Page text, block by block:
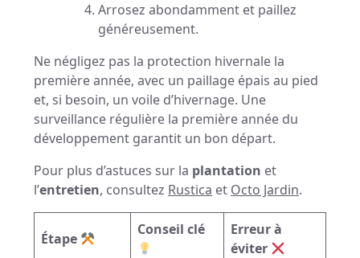
Arrosez abondamment et paillez
généreusement.
Ne négligez pas la protection hivernale la
première année, avec un paillage épais au pied
et, si besoin, un voile d’hivernage. Une
surveillance régulière la première année du
développement garantit un bon départ.
Pour plus d’astuces sur la plantation et
l’entretien, consultez Rustica et Octo Jardin.
Étape
Conseil clé
Erreur à
éviter